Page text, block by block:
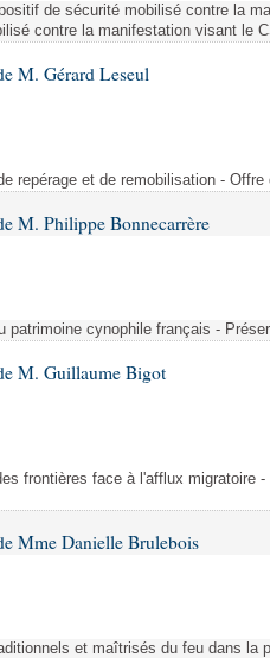
de sécurité mobilisé contre la
contre la manifestation visant le
M. Gérard Leseul
repérage et de remobilisation -
M. Philippe Bonnecarrère
patrimoine cynophile français -
M. Guillaume Bigot
frontières face à l'afflux migratoire
Mme Danielle Brulebois
et maîtrisés du feu dans la